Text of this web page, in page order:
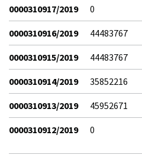
0000310917/2019 0
0000310916/2019 44483767
0000310915/2019 44483767
0000310914/2019 35852216
0000310913/2019 45952671
0000310912/2019 0